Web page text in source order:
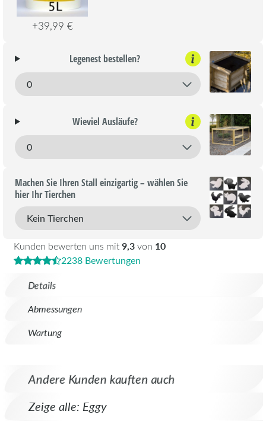
Details
Abmessungen
Wartung
Kunden bewerten uns mit9,3von 10
2238 Bewertungen
+39,99 €
Legenest bestellen?
Wieviel Ausläufe?
Machen Sie Ihren Stall einzigartig – wählen Sie
hier Ihr Tierchen
Andere Kunden kauften auch
Zeige alle: Eggy